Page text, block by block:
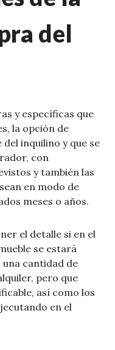
del
y específicas que
la opción de
inquilino y que se
con
y también las
en modo de
meses o años.
el detalle si en el
se estará
cantidad de
pero que
así como los
en el